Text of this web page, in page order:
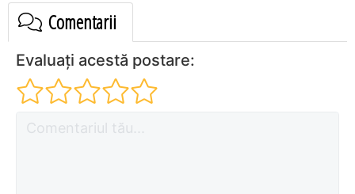
Comentarii
Evaluați acestă postare: